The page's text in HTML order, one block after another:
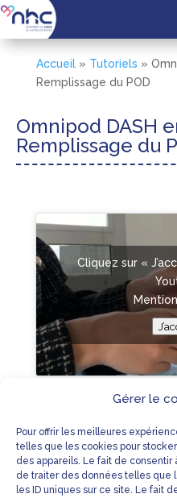
Gérer le
Pour offrir les meilleures
telles que les cookies pour
des appareils. Le fait de
de traiter des données telles que
les ID uniques sur ce site. Le fait
Accueil» Tutoriels »
Remplissage du POD
Omnipod DASH
Remplissage du
Cliquez sur «
LIENS UTILES
PLAN DU SITE